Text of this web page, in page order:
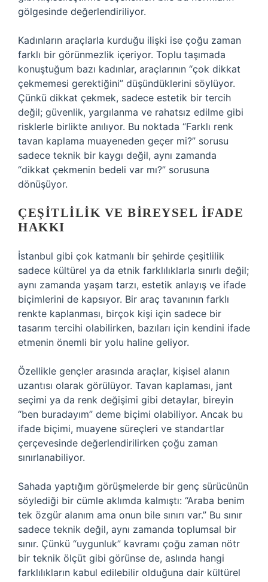
gölgesinde değerlendiriliyor.
Kadınların araçlarla kurduğu ilişki ise çoğu zaman
farklı bir görünmezlik içeriyor. Toplu taşımada
konuştuğum bazı kadınlar, araçlarının “çok dikkat
çekmemesi gerektiğini” düşündüklerini söylüyor.
Çünkü dikkat çekmek, sadece estetik bir tercih
değil; güvenlik, yargılanma ve rahatsız edilme gibi
risklerle birlikte anılıyor. Bu noktada “Farklı renk
tavan kaplama muayeneden geçer mi?” sorusu
sadece teknik bir kaygı değil, aynı zamanda
“dikkat çekmenin bedeli var mı?” sorusuna
dönüşüyor.
ÇEŞITLILIK VE BIREYSEL IFADE
HAKKI
İstanbul gibi çok katmanlı bir şehirde çeşitlilik
sadece kültürel ya da etnik farklılıklarla sınırlı değil;
aynı zamanda yaşam tarzı, estetik anlayış ve ifade
biçimlerini de kapsıyor. Bir araç tavanının farklı
renkte kaplanması, birçok kişi için sadece bir
tasarım tercihi olabilirken, bazıları için kendini ifade
etmenin önemli bir yolu haline geliyor.
Özellikle gençler arasında araçlar, kişisel alanın
uzantısı olarak görülüyor. Tavan kaplaması, jant
seçimi ya da renk değişimi gibi detaylar, bireyin
“ben buradayım” deme biçimi olabiliyor. Ancak bu
ifade biçimi, muayene süreçleri ve standartlar
çerçevesinde değerlendirilirken çoğu zaman
sınırlanabiliyor.
Sahada yaptığım görüşmelerde bir genç sürücünün
söylediği bir cümle aklımda kalmıştı: “Araba benim
tek özgür alanım ama onun bile sınırı var.” Bu sınır
sadece teknik değil, aynı zamanda toplumsal bir
sınır. Çünkü “uygunluk” kavramı çoğu zaman nötr
bir teknik ölçüt gibi görünse de, aslında hangi
farklılıkların kabul edilebilir olduğuna dair kültürel